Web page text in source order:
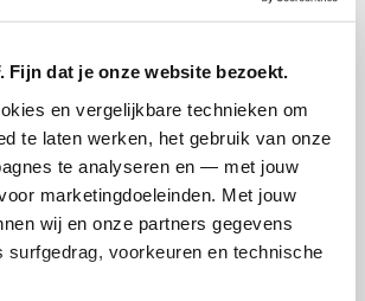
Fijn dat je onze website bezoekt.
en vergelijkbare technieken om
te laten werken, het gebruik van onze
te analyseren en — met jouw
marketingdoeleinden. Met jouw
wij en onze partners gegevens
surfgedrag, voorkeuren en technische